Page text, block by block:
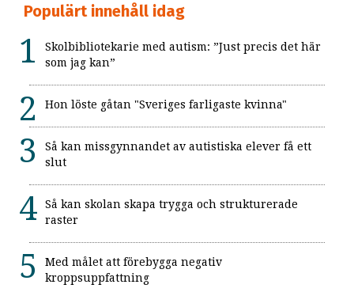
Populärt innehåll idag
Skolbibliotekarie med autism: ”Just precis det här
som jag kan”
Hon löste gåtan "Sveriges farligaste kvinna"
Så kan missgynnandet av autistiska elever få ett
slut
Så kan skolan skapa trygga och strukturerade
raster
Med målet att förebygga negativ
kroppsuppfattning